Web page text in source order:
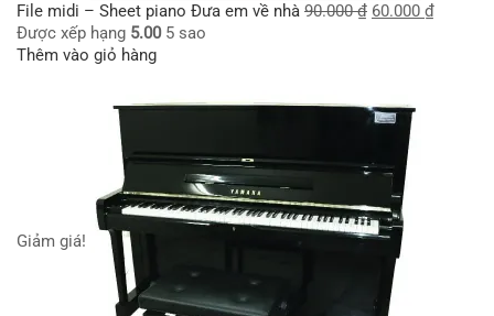
File midi – Sheet piano Đưa em về nhà 90.000₫ 60.000 ₫
Được xếp hạng 5.005 sao
Thêm vào giỏ hàng
Giảm giá!